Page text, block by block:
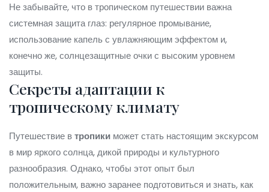
Не забывайте, что в тропическом путешествии важна
системная защита глаз: регулярное промывание,
использование капель с увлажняющим эффектом и,
конечно же, солнцезащитные очки с высоким уровнем
защиты.
Секреты адаптации к
тропическому климату
Путешествие втропики может стать настоящим экскурсом
в мир яркого солнца, дикой природы и культурного
разнообразия. Однако, чтобы этот опыт был
положительным, важно заранее подготовиться и знать, как